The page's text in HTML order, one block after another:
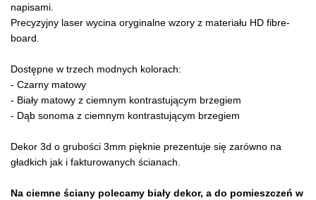
napisami.
Precyzyjny laser wycina oryginalne wzory z materiału HD fibre-
board.
Dostępne w trzech modnych kolorach:
- Czarny matowy
- Biały matowy z ciemnym kontrastującym brzegiem
- Dąb sonoma z ciemnym kontrastującym brzegiem
Dekor 3d o grubości 3mm pięknie prezentuje się zarówno na
gładkich jak i fakturowanych ścianach.
Na ciemne ściany polecamy biały dekor, a do pomieszczeń w